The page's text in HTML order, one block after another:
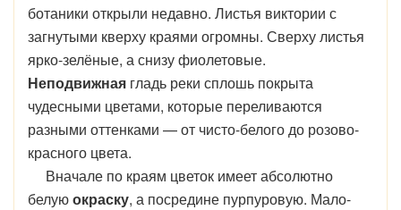
ботаники открыли недавно. Листья виктории с
загнутыми кверху краями огромны. Сверху листья
ярко-зелёные, а снизу фиолетовые.
Неподвижная гладь реки сплошь покрыта
чудесными цветами, которые переливаются
разными оттенками — от чисто-белого до розово-
красного цвета.
Вначале по краям цветок имеет абсолютно
белуюокраску, а посредине пурпуровую. Мало-